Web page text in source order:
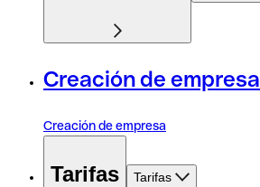
Creación de empresa
Creación de empresa
Tarifas Tarifas